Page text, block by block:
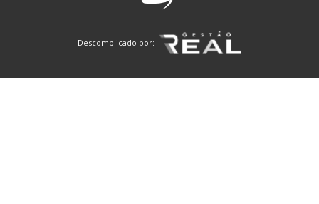
Descomplicado por: